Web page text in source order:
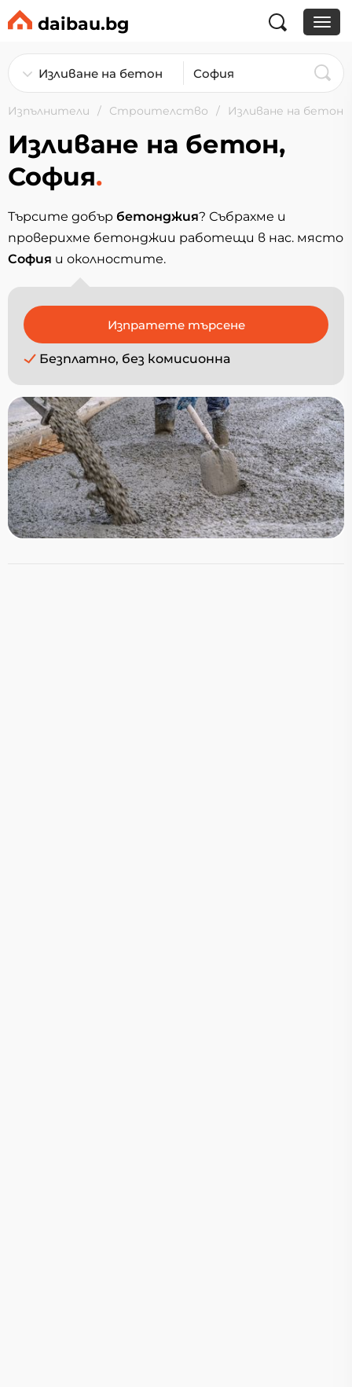
daibau.bg
Изпълнители Строителство Изливане на бетон
Изливане на бетон,
София.
Търсите добър бетонджия? Събрахме и
проверихме бетонджии работещи в нас. място
София и околностите.
Безплатно, без комисионна